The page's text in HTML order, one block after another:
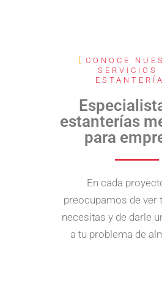
CONOCE
SERVICIOS
estanterías
para
En cada
preocupamos de ver
necesitas y de darle
a tu problema de